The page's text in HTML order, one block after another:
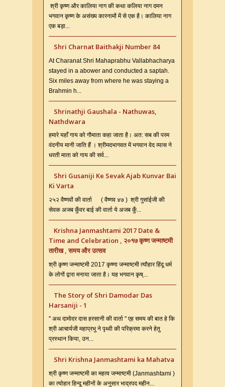
श्री कृष्ण और कालिया नाग की कथा कलिया नाग दमन
भगवान कृष्ण के असंख्य कारनामों में से एक है। कालिया नाग
एक बड़ा...
Shri Charnat Baithakji Number 84
At Charanat Shri Mahaprabhu Vallabhacharya
stayed in a abower and conducted a saptah.
Six miles away from where he was staying a
Brahmin h...
Shrinathji Gaushala - Nathuwas,
Nathdwara
हमारे यहाँ गाय को गौमाता कहा जाता है। अत: सब की परम
वंदनीय मानी जाति हैं । श्रीमदभागवत में भगवान वेद व्यास ने
धरती माता को गाय की सर्व...
Shri Gusaniji Ke Sevak Ajab Kunvar Bai
Ki Varta
२५२ वैष्णवों की वार्ता ( वैष्णव ४७ ) श्री गुसांईजी की
सेवक अजब कुँवर बाई की वार्ता ये अजब कुँ...
Krishna Janmashtami 2017 Date &
Time and Celebration , २०१७ कृष्ण जन्माष्टमी
तारीख , समय और उत्सव
श्री कृष्ण जन्माष्टमी 2017 कृष्णा जन्माष्टमी त्यौहार हिंदू धर्म
के लोगों द्वारा मनाया जाता है। यह भगवान कृष्...
The Story of Shri Damodar Das
Harsaniji - 1
" अथ दामोदर दास हरसानी की वार्ता " एह समय की बात हे कि
श्री आचार्यजी महाप्रभु ने पृथ्वी की परिक्रमा करने हेतु
प्रस्थान किया, उन...
Shri Krishna Janmashtami ka Mahatva
श्री कृष्ण जन्माष्टमी का महत्व जन्माष्टमी (Janmashtami )
का त्योहार हिन्दू महीनों के अनुसार भाद्रपद महीन...